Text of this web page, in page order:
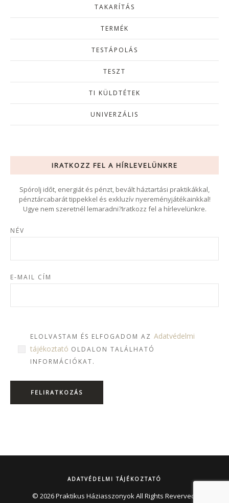
TAKARÍTÁS
TERMÉK
TESTÁPOLÁS
TESZT
TI KÜLDTÉTEK
UNIVERZÁLIS
IRATKOZZ FEL A HÍRLEVELÜNKRE
Spórolj időt, energiát és pénzt, bevált háztartási praktikákkal,
pénztárcabarát tippekkel és exkluzív nyereményjátékainkkal!
Ugye nem szeretnél lemaradni?Iratkozz fel a hírlevelünkre.
NÉV
E-MAIL CÍM
ELOLVASTAM ÉS ELFOGADOM AZ Adatvédelmi
tájékoztató OLDALON TALÁLHATÓ
INFORMÁCIÓKAT.
ADATVÉDELMI TÁJÉKOZTATÓ
© 2026 Praktikus Háziasszonyok All Rights Reverved.